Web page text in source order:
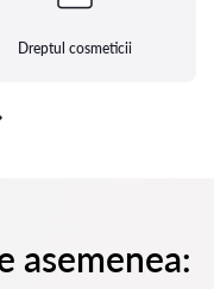
Dreptul cosmeticii
asemenea: